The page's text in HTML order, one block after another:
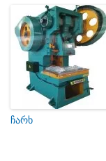
ჩარხ